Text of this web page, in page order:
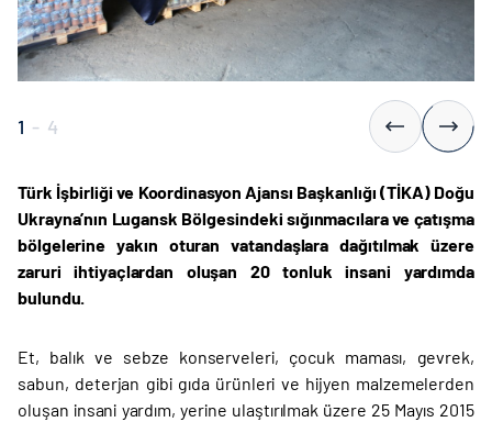
1 - 4
Türk İşbirliği ve Koordinasyon Ajansı Başkanlığı (TİKA) Doğu
Ukrayna’nın Lugansk Bölgesindeki sığınmacılara ve çatışma
bölgelerine yakın oturan vatandaşlara dağıtılmak üzere
zaruri ihtiyaçlardan oluşan 20 tonluk insani yardımda
bulundu.
Et, balık ve sebze konserveleri, çocuk maması, gevrek,
sabun, deterjan gibi gıda ürünleri ve hijyen malzemelerden
oluşan insani yardım, yerine ulaştırılmak üzere 25 Mayıs 2015